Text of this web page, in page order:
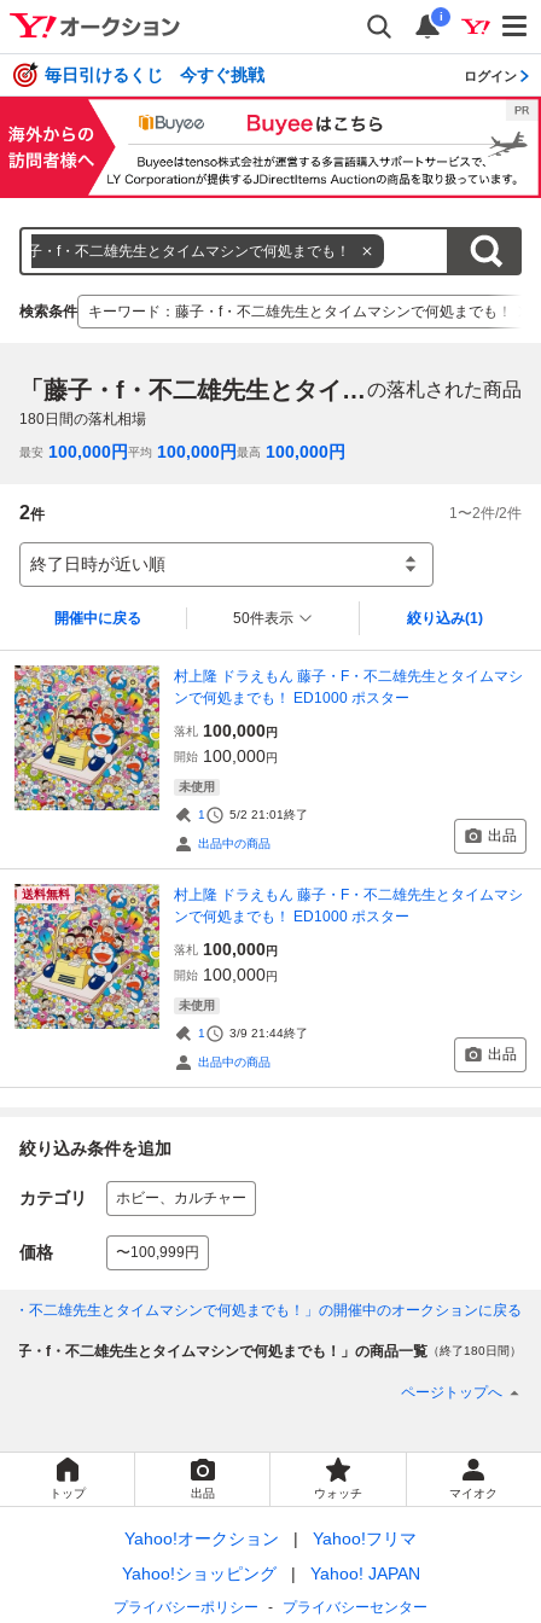
i
毎日引けるくじ 今すぐ挑戦 ログイン
藤子・f・不二雄先生とタイムマシンで何処までも！
検索条件 キーワード ： 藤子・f・不二雄先生とタイムマシンで何処までも！
「藤子・f・不二雄先生とタイムマシンで何処までも！」の落札された商品
180日間の落札相場
最安 100,000円平均 100,000円最高 100,000円
2件 1 〜2件/2件
終了日時が近い順
開催中に戻る 50件表示 絞り込み(1)
村上隆 ドラえもん 藤子・F・不二雄先生とタイムマシ
ンで何処までも！ ED1000 ポスター
落札 100,000円
開始 100,000円
未使用
1 5/2 21:01終了
出品中の商品 出品
送料無料
村上隆 ドラえもん 藤子・F・不二雄先生とタイムマシ
ンで何処までも！ ED1000 ポスター
落札 100,000円
開始 100,000円
未使用
1 3/9 21:44終了
出品中の商品 出品
絞り込み条件を追加
カテゴリ ホビー、カルチャー
価格 〜100,999円
f・不二雄先生とタイムマシンで何処までも！」 の開催中のオークションに戻る
子・f・不二雄先生とタイムマシンで何処までも！」の商品一覧 （終了180日間）
ページトップへ
トップ 出品 ウォッチ マイオク
Yahoo!オークション
Yahoo!フリマ
Yahoo!ショッピング
Yahoo! JAPAN
プライバシーポリシー プライバシーセンター